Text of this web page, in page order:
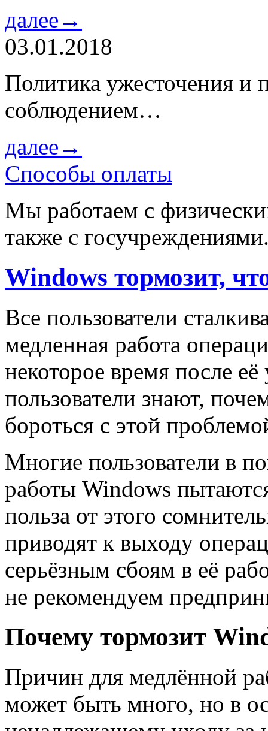
далее→
03.01.2018
Политика ужесточения и
соблюдением…
далее→
Способы оплаты
Мы работаем с
также с
Windows тормозит,
Все пользователи
медленная работа
некоторое время после
пользователи знают,
бороться с этой
Многие пользователи в
работы Windows
польза от этого
приводят к выходу
серьёзным сбоям в её
не рекомендуем
Почему тормозит
Причин для медлённой
может быть много, но в